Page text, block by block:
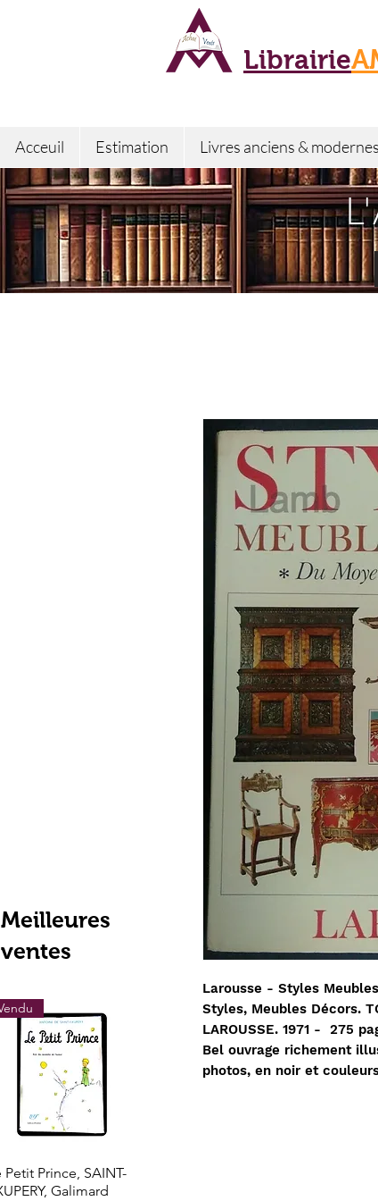
Librairie
Acceuil Estimation Livres anciens & modernes
Larousse - Styles
‎Styles, Meubles Décors.
‎LAROUSSE. 1971 - 275
Bel ouvrage richement
photos, en noir et
Meilleures
ventes
Aperçu rapide
Petit Prince, SAINT-
Galimard
Vendu